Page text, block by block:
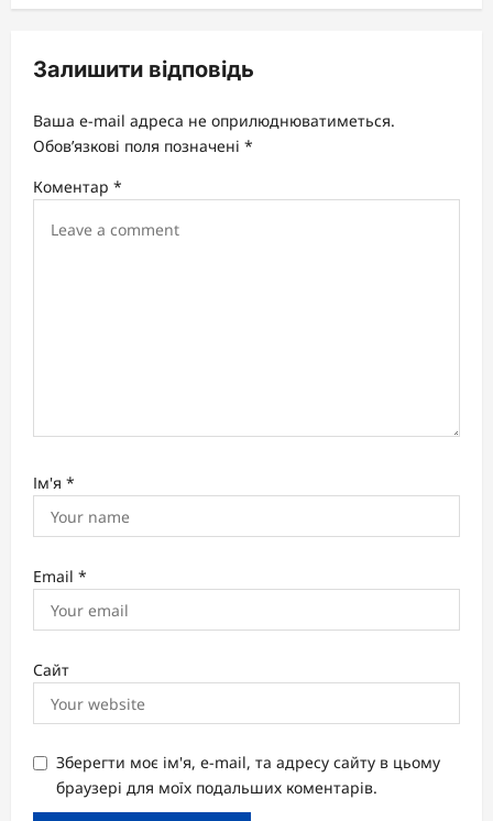
i
a
i
Залишити відповідь
Ваша e-mail адреса не оприлюднюватиметься.
Обов’язкові поля позначені *
Коментар *
Ім'я *
Email *
Сайт
Зберегти моє ім'я, e-mail, та адресу сайту в цьому
браузері для моїх подальших коментарів.